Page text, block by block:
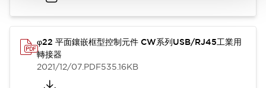
φ22 平面鑲嵌框型控制元件 CW系列USB/RJ45工業用
轉接器
2021/12/07.PDF535.16KB